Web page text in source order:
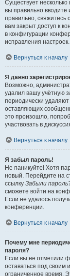
Существует
вы правильно
правильно, свяжитесь
вам закрыт доступ к
в конфигурации
исправления настроек.
Вернуться к началу
Я давно
Возможно,
удалил вашу учётную
периодически
оставляющих
это произошло,
участвовать в
Вернуться к началу
Я забыл пароль!
Не паникуйте! Хотя
новый. Перейдите на
ссылку Забыли
сможете войти на
Если не удалось
конференции.
Вернуться к началу
Почему мне
пароля?
Если вы не отметили
оставаться под своим
ограниченное время.